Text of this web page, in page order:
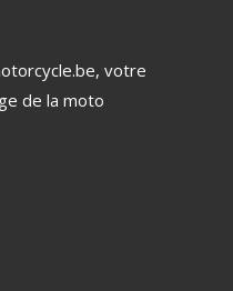
votre
de la moto